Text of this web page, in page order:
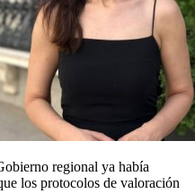
regional ya había
los protocolos de valoración